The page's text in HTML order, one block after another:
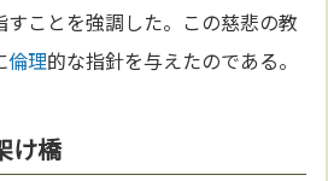
すことを強調した。この慈悲の教
倫理的な指針を与えたのである。
け橋